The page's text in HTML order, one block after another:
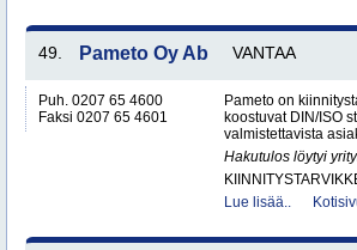
49. Pameto Oy Ab VANTAA
Puh. 0207 65 4600
Faksi 0207 65 4601
Pameto on
koostuvat DIN/ISO
valmistettavista
Hakutulos löytyi
Lue lisää..